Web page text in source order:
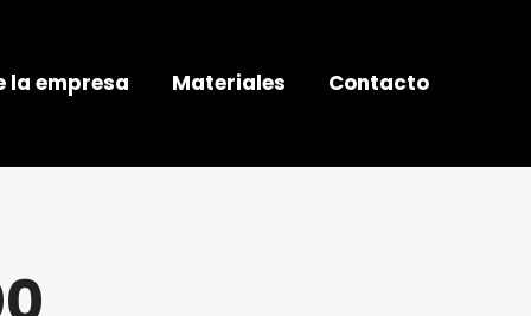
la empresa Materiales Contacto